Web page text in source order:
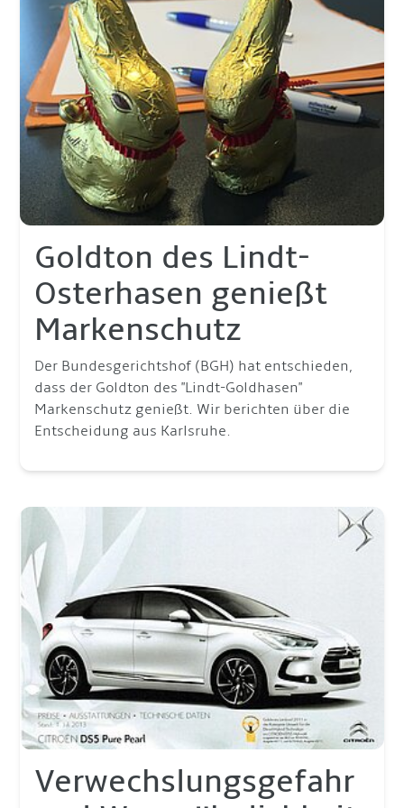
Goldton des Lindt-
Osterhasen genießt
Markenschutz
Der Bundesgerichtshof (BGH) hat entschieden,
dass der Goldton des "Lindt-Goldhasen"
Markenschutz genießt. Wir berichten über die
Entscheidung aus Karlsruhe.
Verwechslungsgefahr